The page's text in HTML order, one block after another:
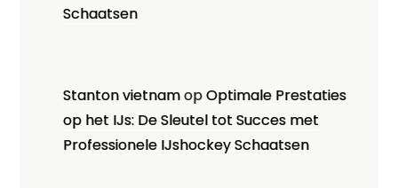
Schaatsen
Stanton vietnamopOptimale Prestaties
op het IJs: De Sleutel tot Succes met
Professionele IJshockey Schaatsen